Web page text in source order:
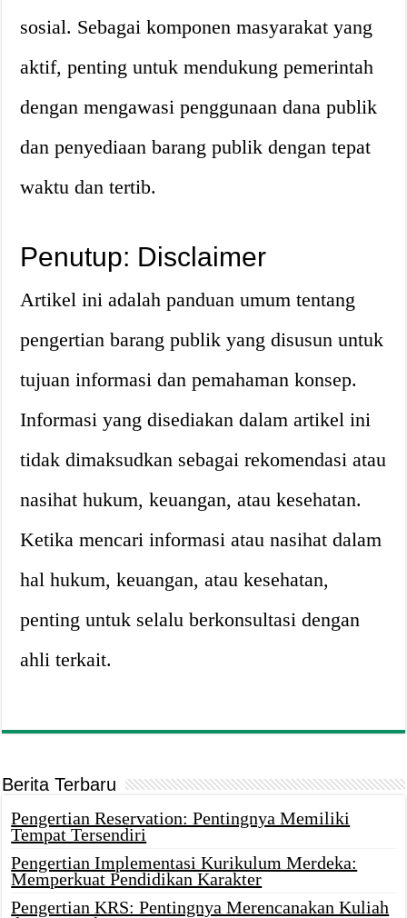
sosial. Sebagai komponen masyarakat yang
aktif, penting untuk mendukung pemerintah
dengan mengawasi penggunaan dana publik
dan penyediaan barang publik dengan tepat
waktu dan tertib.
Penutup: Disclaimer
Artikel ini adalah panduan umum tentang
pengertian barang publik yang disusun untuk
tujuan informasi dan pemahaman konsep.
Informasi yang disediakan dalam artikel ini
tidak dimaksudkan sebagai rekomendasi atau
nasihat hukum, keuangan, atau kesehatan.
Ketika mencari informasi atau nasihat dalam
hal hukum, keuangan, atau kesehatan,
penting untuk selalu berkonsultasi dengan
ahli terkait.
Berita Terbaru
Pengertian Reservation: Pentingnya Memiliki
Tempat Tersendiri
Pengertian Implementasi Kurikulum Merdeka:
Memperkuat Pendidikan Karakter
Pengertian KRS: Pentingnya Merencanakan Kuliah